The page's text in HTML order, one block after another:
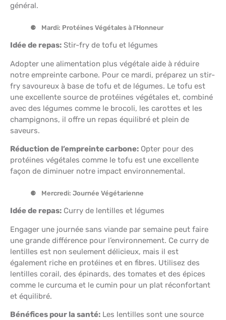
général.
Mardi: Protéines Végétales à l’Honneur
Idée de repas: Stir-fry de tofu et légumes
Adopter une alimentation plus végétale aide à réduire
notre empreinte carbone. Pour ce mardi, préparez un stir-
fry savoureux à base de tofu et de légumes. Le tofu est
une excellente source de protéines végétales et, combiné
avec des légumes comme le brocoli, les carottes et les
champignons, il offre un repas équilibré et plein de
saveurs.
Réduction de l’empreinte carbone: Opter pour des
protéines végétales comme le tofu est une excellente
façon de diminuer notre impact environnemental.
Mercredi: Journée Végétarienne
Idée de repas: Curry de lentilles et légumes
Engager une journée sans viande par semaine peut faire
une grande différence pour l’environnement. Ce curry de
lentilles est non seulement délicieux, mais il est
également riche en protéines et en fibres. Utilisez des
lentilles corail, des épinards, des tomates et des épices
comme le curcuma et le cumin pour un plat réconfortant
et équilibré.
Bénéfices pour la santé: Les lentilles sont une source